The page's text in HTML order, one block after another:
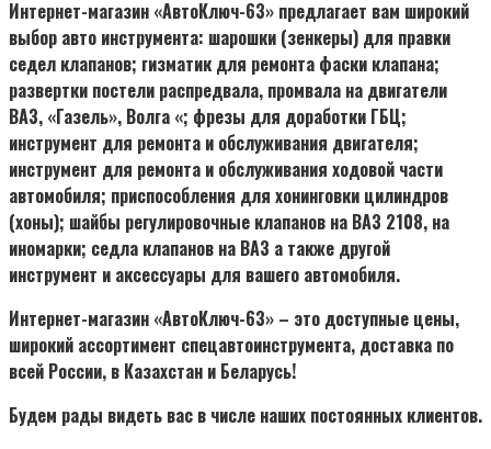
Интернет-магазин «АвтоКлюч-63» предлагает вам широкий
выбор авто инструмента: шарошки (зенкеры) для правки
седел клапанов; гизматик для ремонта фаски клапана;
развертки постели распредвала, промвала на двигатели
ВАЗ, «Газель», Волга «; фрезы для доработки ГБЦ;
инструмент для ремонта и обслуживания двигателя;
инструмент для ремонта и обслуживания ходовой части
автомобиля; приспособления для хонинговки цилиндров
(хоны); шайбы регулировочные клапанов на ВАЗ 2108, на
иномарки; седла клапанов на ВАЗ а также другой
инструмент и аксессуары для вашего автомобиля.
Интернет-магазин «АвтоКлюч-63» – это доступные цены,
широкий ассортимент спецавтоинструмента, доставка по
всей России, в Казахстан и Беларусь!
Будем рады видеть вас в числе наших постоянных клиентов.